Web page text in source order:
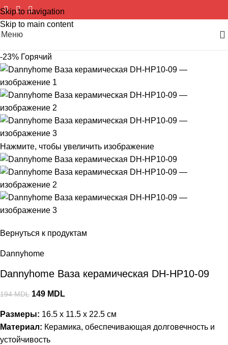
Skip to navigation
Skip to main content
Меню
-23% Горячий
Нажмите, чтобы увеличить изображение
Вернуться к продуктам
Dannyhome
Dannyhome Ваза керамическая DH-HP10-09
194MDL 149 MDL
Размеры: 16.5 x 11.5 x 22.5 см
Материал: Керамика, обеспечивающая долговечность и
устойчивость